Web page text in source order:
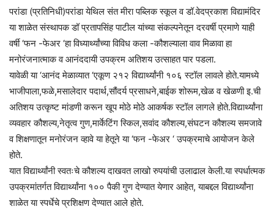
परांडा (प्रतिनिधी)परांडा येथिल संत मीरा पब्लिक स्कूल व डॉ.वेदप्रकाश विद्यामंदिर
या शाळेत संस्थापक डॉ प्रतापसिंह पाटील यांच्या संकल्पनेतून दरवर्षी प्रमाणे याही
वर्षी ‘फन -फेअर ‘हा विध्यार्थ्यांच्या विविध कला -कौशल्याला वाव मिळावा हा
मनोरंजनात्माक व आनंददायी उपक्रम अतिशय उत्साहत पार पडला.
यावेळी या ‘आनंद मेळाव्यात ‘एकूण २१२ विद्यार्थ्यांनी १०६ स्टॉल लावले होते.यामध्ये
भाजीपाला,फळे,मसालेदार पदार्थ,सौंदर्य प्रसाधने,बाईक शोरूम,खेळ व खेळणी इ.ची
अतिशय उत्कृष्ट मांडणी करून खूप मोठे मोठे आकर्षक स्टॉल लागले होते.विद्यार्थ्यांना
व्यवहार कौशल्य,नेतृत्व गुण,मार्केटिंग स्किल,सवांद कौशल्य,संघटन कौशल्य समजावे
व शिक्षणातून मनोरंजन व्हावे या हेतूने या ‘फन -फेअर ‘ उपक्रमाचे आयोजन केले
होते.
यात विद्यार्थ्यांनी स्वतःचे कौशल्य दाखवत लाखो रुपयांची उलाढाल केली.या स्पर्धात्मक
उपक्रमांतर्गत विद्यार्थ्यांना १०० पैकी गुण देण्यात येणार आहेत, याबद्दल विद्यार्थ्यांना
शाळेत या स्पर्धेचे प्रशिक्षण देण्यात आले होते.